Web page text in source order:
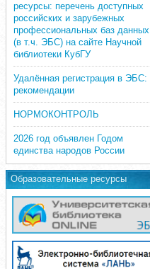
ресурсы: перечень доступных
российских и зарубежных
профессиональных баз данных
(в т.ч. ЭБС) на сайте Научной
библиотеки КубГУ
Удалённая регистрация в ЭБС:
рекомендации
НОРМОКОНТРОЛЬ
2026 год объявлен Годом
единства народов России
Образовательные ресурсы